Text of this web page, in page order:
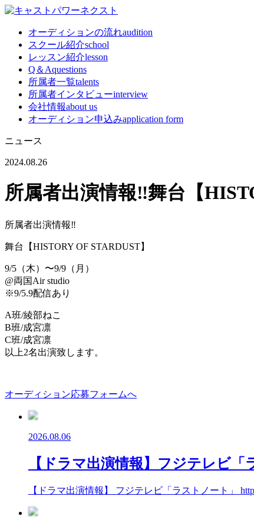
オーディションの流れaudition
スクール紹介school
レッスン紹介lesson
Q＆Aquestions
所属者一覧talents
所属者インタビューinterview
会社情報about us
オーディション申込みapplication form
ニュース
2024.08.26
所属者出演情報‼️舞台【
所属者出演情報‼️
舞台【HISTORY OF STARDUST】
9/5（木）〜9/9（月）
@両国Air studio
※9/5.9配信あり
A班/綾部ねこ
B班/成宮凛
C班/成宮凛
以上2名出演致します。
オーディション応募フォームへ
2026.08.06
【ドラマ出演情報】フジテレビ「
【ドラマ出演情報】 フジテレビ「ラストノート」